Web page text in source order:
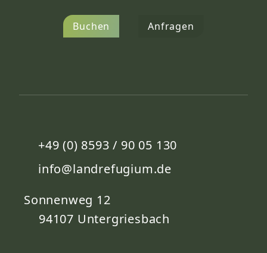
Buchen Anfragen
+49 (0) 8593 / 90 05 130
info@landrefugium.de
Sonnenweg 12
94107 Untergriesbach